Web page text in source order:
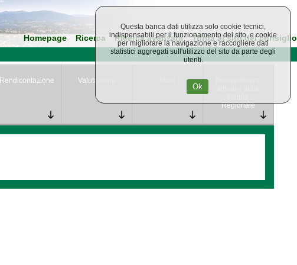
Homepage Ricerca Ricerca avanzata Torna al sito del consiglio
Rendicontazione Valutazione
Regionale
Questa banca dati utilizza solo cookie tecnici,
indispensabili per il funzionamento del sito, e cookie
per migliorare la navigazione e raccogliere dati
statistici aggregati sull'utilizzo del sito da parte degli
utenti.
Ok